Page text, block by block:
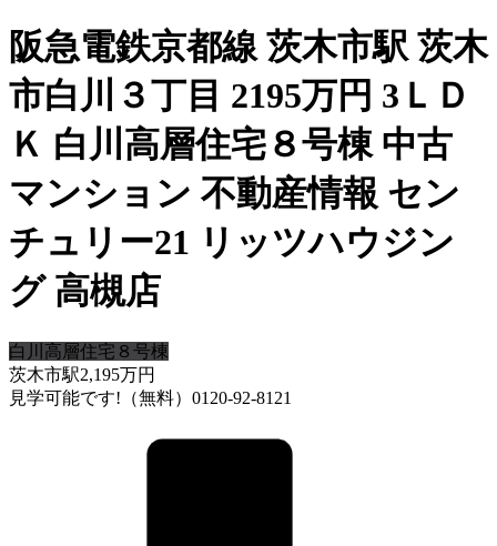
阪急電鉄京都線 茨木市駅 茨木
市白川３丁目 2195万円 3ＬＤ
Ｋ 白川高層住宅８号棟 中古
マンション 不動産情報 セン
チュリー21 リッツハウジン
グ 高槻店
白川高層住宅８号棟
茨木市駅2,195万円
見学可能です!（無料）0120-92-8121